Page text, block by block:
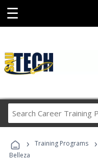
☰
› Training Programs ›
Belleza